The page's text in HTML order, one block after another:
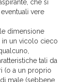
che si
vere
dimensione
in un vicolo cieco
tali da
(o a un proprio
male (sebbene